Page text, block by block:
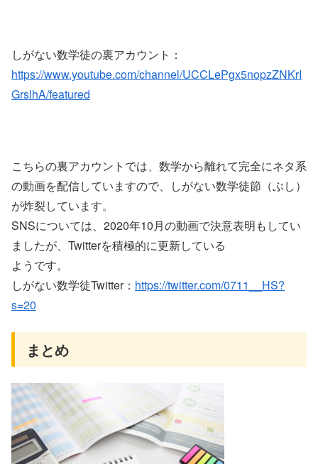
しがない数学徒の裏アカウント：
https://www.youtube.com/channel/UCCLePgx5nopzZNKrI
GrslhA/featured
こちらの裏アカウントでは、数学から離れて完全にネタ系
の動画を配信していますので、しがない数学徒節（ぶし）
が炸裂しています。
SNSについては、2020年10月の動画で決意表明もしてい
ましたが、Twitterを積極的に更新している
ようです。
しがない数学徒Twitter： https://twitter.com/0711__HS?
s=20
まとめ